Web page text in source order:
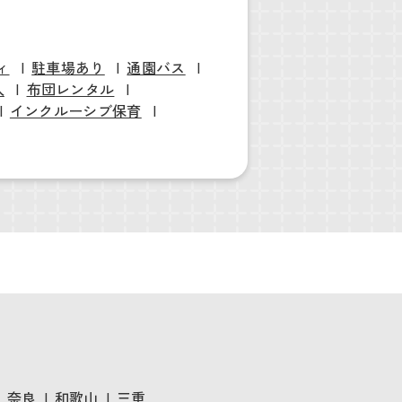
駐車場あり
通園バス
布団レンタル
インクルーシブ保育
奈良 和歌山 三重